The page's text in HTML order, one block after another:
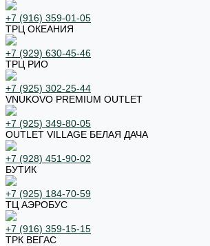
+7 (916) 359-01-05
ТРЦ ОКЕАНИЯ
+7 (929) 630-45-46
ТРЦ РИО
+7 (925) 302-25-44
VNUKOVO PREMIUM OUTLET
+7 (925) 349-80-05
OUTLET VILLAGE БЕЛАЯ ДАЧА
+7 (928) 451-90-02
БУТИК
+7 (925) 184-70-59
ТЦ АЭРОБУС
+7 (916) 359-15-15
ТРК ВЕГАС